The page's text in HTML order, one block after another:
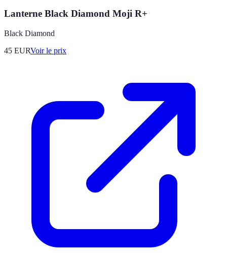
Lanterne Black Diamond Moji R+
Black Diamond
45 EURVoir le prix